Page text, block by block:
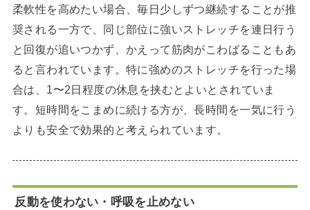
柔軟性を高めたい場合、毎日少しずつ継続することが推
奨される一方で、同じ部位に強いストレッチを連日行う
と回復が追いつかず、かえって筋肉がこわばることもあ
ると言われています。特に強めのストレッチを行った場
合は、1〜2日程度の休息を挟むとよいとされていま
す。短時間をこまめに続ける方が、長時間を一気に行う
よりも安全で効果的と考えられています。
反動を使わない・呼吸を止めない